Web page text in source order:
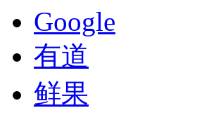
Google
有道
鲜果